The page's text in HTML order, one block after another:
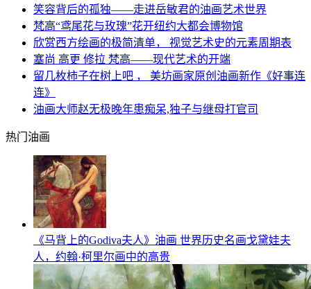
笑容背后的孤独——走进岳敏君的油画艺术世界
梵高“鸢尾花与玫瑰”花开纽约大都会博物馆
欣赏西方绘画的极简清单， 视觉艺术史的元素周期表
塞尚 高更 修拉 梵高——现代艺术的开端
留几枚柿子在树上吧 ， 美坊画家原创油画新作《好事连
连》
油画大师赵无极晚年患痴呆,独子与继母打官司
热门油画
《马背上的Godiva夫人》油画 世界历史名画戈黛娃夫
人，约翰·柯里尔画中的高贵